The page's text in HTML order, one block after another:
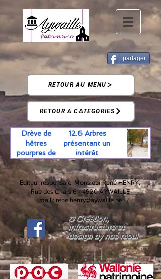
partager
RETOUR AU MENU
RETOUR À CATÉGORIES
Drève de
hêtres
pourpres de
Dieupart
12.6 Arbres
présentant un
intérêt
dendrologique
particulier
Editeur responsale: Monsieur René HENRY,
Rue des Chars 6 -4920 AYWAILLE
mail :rene.henry@aywaille.be
© Création,
infrastructure et
design by noé raoul